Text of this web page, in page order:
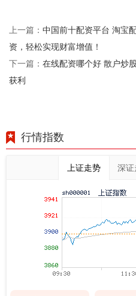
上一篇： 中国前十配资平台 淘宝
资，轻松实现财富增值！
下一篇： 在线配资哪个好 散户炒
获利
行情指数
上证走势 深证